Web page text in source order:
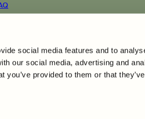
social media features and to
our social media, advertising and
provided to them or that